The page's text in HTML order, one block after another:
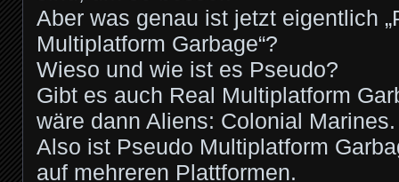
Aber was genau ist jetzt eigentlich
Multiplatform Garbage“?
Wieso und wie ist es Pseudo?
Gibt es auch Real Multiplatform
wäre dann Aliens: Colonial Marines.
Also ist Pseudo Multiplatform
auf mehreren Plattformen.